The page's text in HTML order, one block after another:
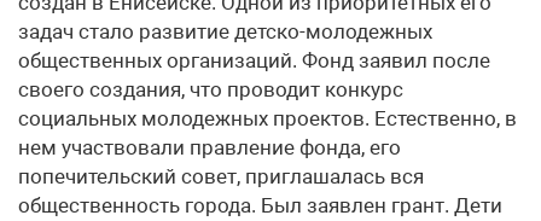
задач стало развитие детско-молодежных
общественных организаций. Фонд заявил после
своего создания, что проводит конкурс
социальных молодежных проектов. Естественно, в
нем участвовали правление фонда, его
попечительский совет, приглашалась вся
общественность города. Был заявлен грант. Дети